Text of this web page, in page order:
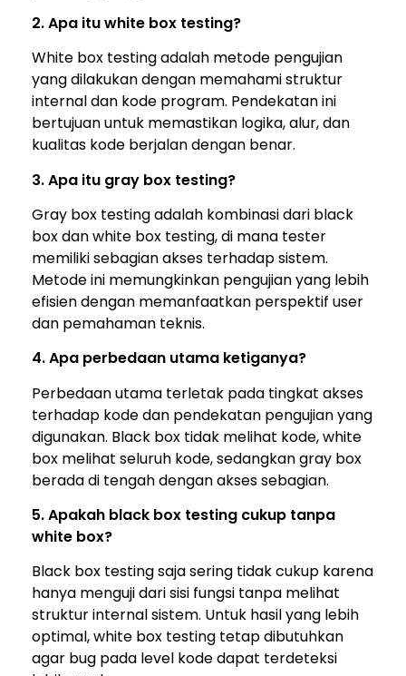
2. Apa itu white box testing?
White box testing adalah metode pengujian
yang dilakukan dengan memahami struktur
internal dan kode program. Pendekatan ini
bertujuan untuk memastikan logika, alur, dan
kualitas kode berjalan dengan benar.
3. Apa itu gray box testing?
Gray box testing adalah kombinasi dari black
box dan white box testing, di mana tester
memiliki sebagian akses terhadap sistem.
Metode ini memungkinkan pengujian yang lebih
efisien dengan memanfaatkan perspektif user
dan pemahaman teknis.
4. Apa perbedaan utama ketiganya?
Perbedaan utama terletak pada tingkat akses
terhadap kode dan pendekatan pengujian yang
digunakan. Black box tidak melihat kode, white
box melihat seluruh kode, sedangkan gray box
berada di tengah dengan akses sebagian.
5. Apakah black box testing cukup tanpa
white box?
Black box testing saja sering tidak cukup karena
hanya menguji dari sisi fungsi tanpa melihat
struktur internal sistem. Untuk hasil yang lebih
optimal, white box testing tetap dibutuhkan
agar bug pada level kode dapat terdeteksi